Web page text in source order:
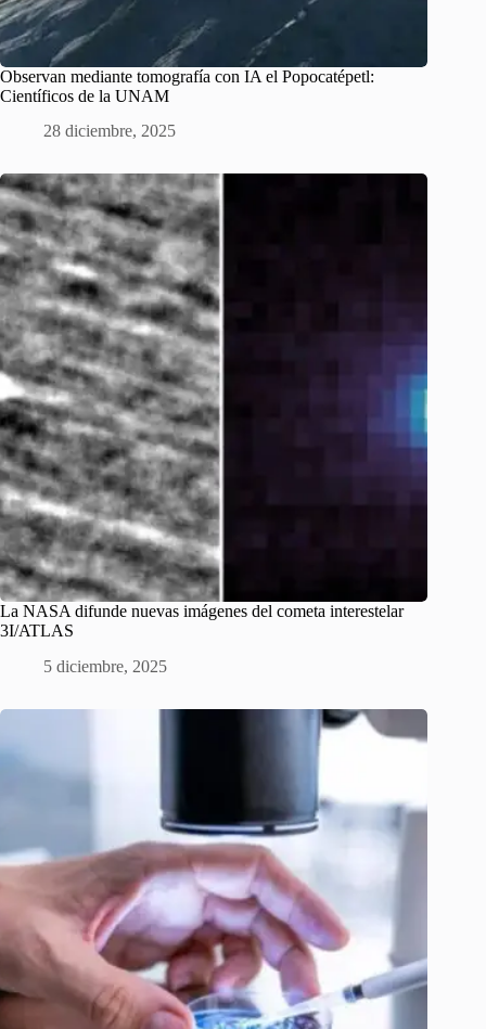
Observan mediante tomografía con IA el Popocatépetl:
Científicos de la UNAM
28 diciembre, 2025
La NASA difunde nuevas imágenes del cometa interestelar
3I/ATLAS
5 diciembre, 2025